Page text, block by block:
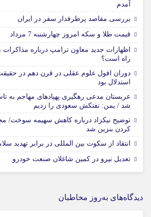
آمدم
بررسی مقاصد پرطرفدار سفر در ایران
قیمت طلا و سکه امروز چهارشنبه 7 مرداد
اظهارات جدید معاون ترامپ درباره مذاکرات
راه است؟
دوران افول علوم عقلی در قرن دهم در
استدلال بود
عربستان مدعی رهگیری پهپادهای مهاجم به
شد / یمن: نفتکش سعودی را زدیم
توضیح نیکزاد درباره کاهش سهیمه سوخت/
کردن بنزین شد
انتقاد از سکوت بین المللی در برابر تهدید
تعدیل نیرو در کمین شاغلان صنعت خودرو
دیدگاه‌های به‌روز مخاطبان